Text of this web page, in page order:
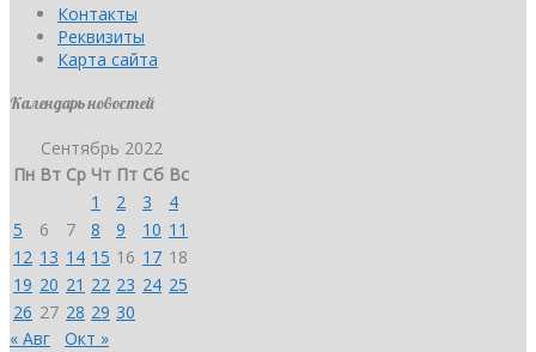
Контакты
Реквизиты
Карта сайта
Календарь новостей
Сентябрь 2022
Пн Вт Ср Чт Пт Сб Вс
1
2 3
4
5
6 7 8 9 10 11
12 13 14 15 16 17 18
19 20 21 22 23 24 25
26 27 28 29 30
« Авг
Окт »